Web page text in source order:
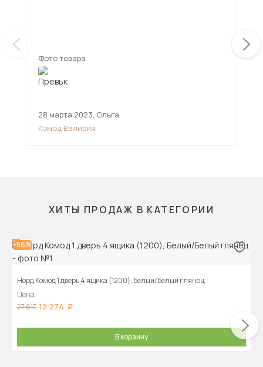
Фото товара:
28 марта 2023, Ольга
Комод Валирия
ХИТЫ ПРОДАЖ В КАТЕГОРИИ
-56%
Норд Комод 1 дверь 4 ящика (1200), Белый/Белый глянец
Цена
27 617 12 274
В корзину